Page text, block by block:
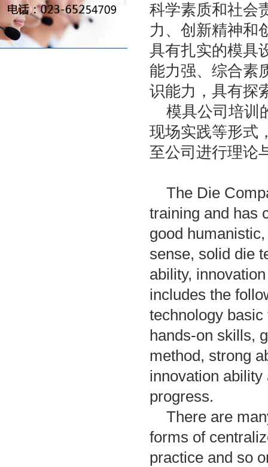
科学素质和社会
力、创新精神和
具有扎实的模具
能力强、综合素
识能力，具有探
模具公司培训
现场实践等形式
至公司进行理论
The Die
training and has
good
sense, solid die
ability,
includes the
technology
hands-on skills,
method, strong
innovation
progress.
There are
forms of
practice and so